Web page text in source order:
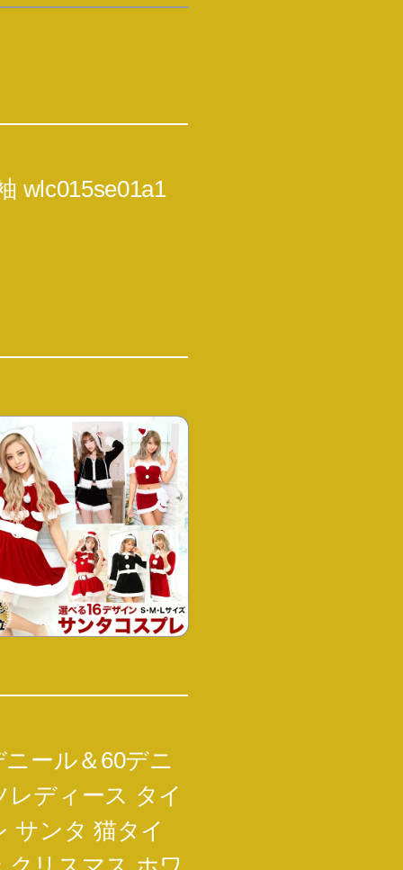
wlc015se01a1
ール＆60デニ
ディース タイ
サンタ 猫タイ